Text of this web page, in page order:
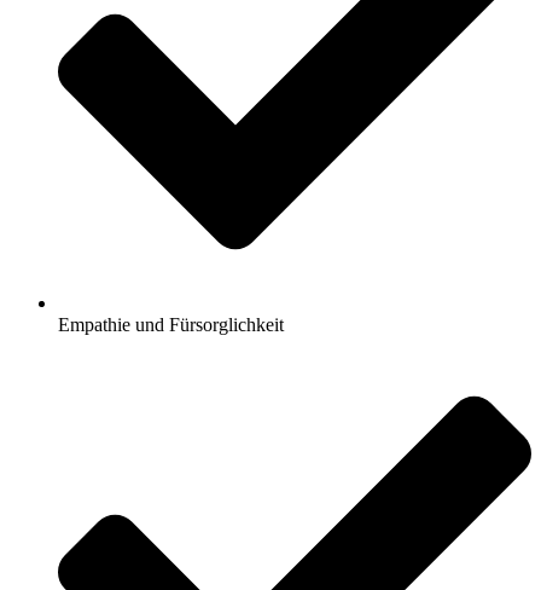
Empathie und Fürsorglichkeit